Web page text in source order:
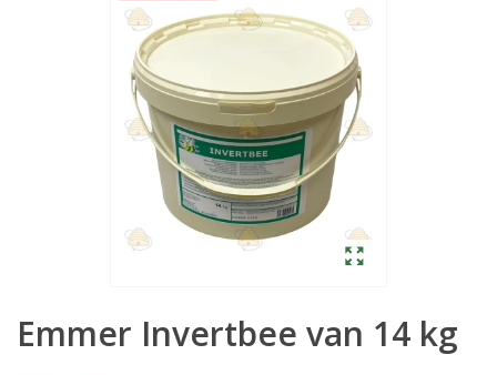
Emmer Invertbee van 14 kg